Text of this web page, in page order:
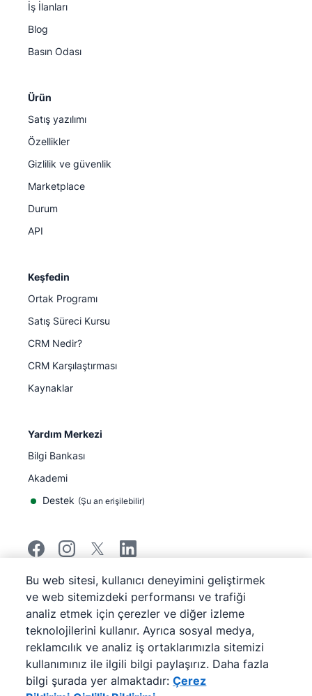
İş İlanları
Blog
Basın Odası
Ürün
Satış yazılımı
Özellikler
Gizlilik ve güvenlik
Marketplace
Durum
API
Keşfedin
Ortak Programı
Satış Süreci Kursu
CRM Nedir?
CRM Karşılaştırması
Kaynaklar
Yardım Merkezi
Bilgi Bankası
Akademi
Destek (Şu an erişilebilir)
© 2026Pipedrive
Pipedrive
Hizmet Koşulları
Pipedrive
Gizlilik Bildirimi
Site haritası
Çerez Bildirimi
Çerez Tercihleri
Pipedrive Web Tabanlı Bir Satış CRM'idir.
Bu web sitesi, kullanıcı deneyimini geliştirmek
ve web sitemizdeki performansı ve trafiği
analiz etmek için çerezler ve diğer izleme
teknolojilerini kullanır. Ayrıca sosyal medya,
reklamcılık ve analiz iş ortaklarımızla sitemizi
kullanımınız ile ilgili bilgi paylaşırız. Daha fazla
bilgi şurada yer almaktadır: Çerez